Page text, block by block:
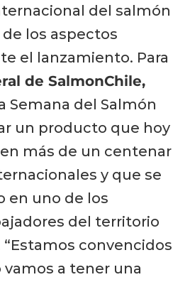
del salmón
los aspectos
el lanzamiento. Para
de SalmonChile,
Semana del Salmón
un producto que hoy
más de un centenar
y que se
en uno de los
del territorio
convencidos
a tener una